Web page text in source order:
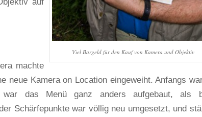
Viel Bargeld für den Kauf von Kamera und Objektiv
machte
neue Kamera on Location eingeweiht. Anfangs
das Menü ganz anders aufgebaut, als
Schärfepunkte war völlig neu umgesetzt, und